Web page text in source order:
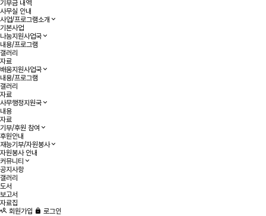
기부금 내역
사무실 안내
사업/프로그램소개
기본사업
나눔지원사업국
내용/프로그램
갤러리
자료
배움지원사업국
내용/프로그램
갤러리
자료
사무행정지원국
내용
자료
기부/후원 참여
후원안내
재능기부/자원봉사
자원봉사 안내
커뮤니티
공지사항
갤러리
도서
보고서
자료집
회원가입
로그인